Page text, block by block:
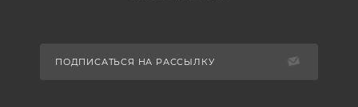
ПОДПИСАТЬСЯ НА РАССЫЛКУ